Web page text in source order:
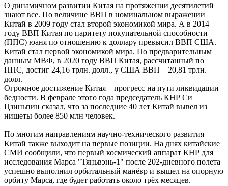
О динамичном развитии Китая на протяжении десятилетий
знают все. По величине ВВП в номинальном выражении
Китай в 2009 году стал второй экономикой мира. А в 2014
году ВВП Китая по паритету покупательной способности
(ППС) юаня по отношению к доллару превысил ВВП США.
Китай стал первой экономикой мира. По предварительным
данным МВФ, в 2020 году ВВП Китая, рассчитанный по
ППС, достиг 24,16 трлн. долл., у США ВВП – 20,81 трлн.
долл.
Огромное достижение Китая – прогресс на пути ликвидации
бедности. В феврале этого года председатель КНР Си
Цзиньпин сказал, что за последние 40 лет Китай вывел из
нищеты более 850 млн человек.
По многим направлениям научно-технического развития
Китай также выходит на первые позиции. На днях китайские
СМИ сообщили, что первый космический аппарат КНР для
исследования Марса "Тяньвэнь-1" после 202-дневного полета
успешно выполнил орбитальный манёвр и вышел на опорную
орбиту Марса, где будет работать около трёх месяцев.